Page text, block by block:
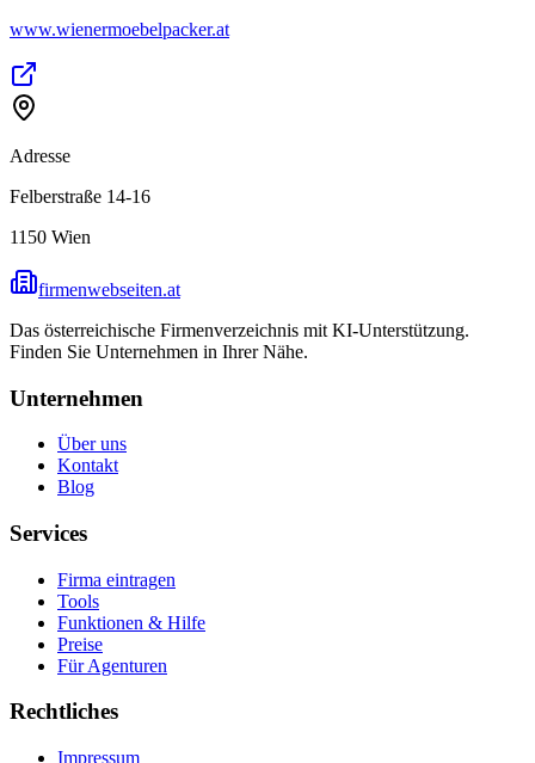
www.wienermoebelpacker.at
Adresse
Felberstraße 14-16
1150 Wien
firmenwebseiten.at
Das österreichische Firmenverzeichnis mit KI-Unterstützung.
Finden Sie Unternehmen in Ihrer Nähe.
Unternehmen
Über uns
Kontakt
Blog
Services
Firma eintragen
Tools
Funktionen & Hilfe
Preise
Für Agenturen
Rechtliches
Impressum